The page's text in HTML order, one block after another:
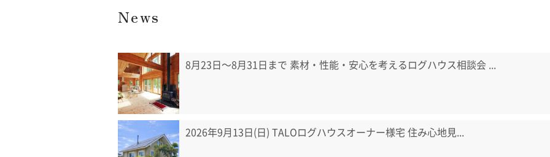
News
8月23日〜8月31日まで 素材・性能・安心を考えるログハウス相談会 ...
2026年9月13日(日) TALOログハウスオーナー様宅 住み心地見...